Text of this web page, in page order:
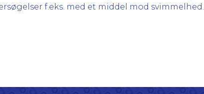
f.eks. med et middel mod svimmelhed.